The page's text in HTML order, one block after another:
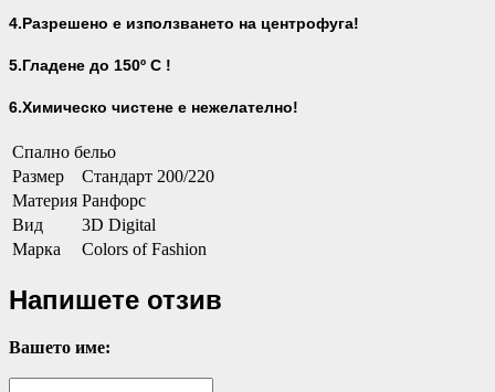
4.Разрешено е използването на центрофуга!
5.Гладене до 150º С !
6.Химическо чистене е нежелателно!
Спално бельо
Размер
Стандарт 200/220
Материя Ранфорс
Вид
3D Digital
Марка
Colors of Fashion
Напишете отзив
Вашето име: